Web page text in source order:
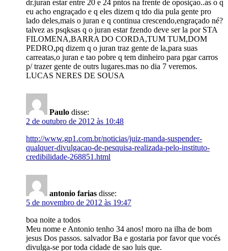
dr.juran estar entre 20 e 24 pntos na frente de oposiçao..as o q
eu acho engraçado e q eles dizem q tdo dia pula gente pro
lado deles,mais o juran e q continua crescendo,engraçado né?
talvez as psqksas q o juran estar fzendo deve ser la por STA
FILOMENA,BARRA DO CORDA,TUM TUM,DOM
PEDRO,pq dizem q o juran traz gente de la,para suas
carreatas,o juran e tao pobre q tem dinheiro para pgar carros
p/ trazer gente de outrs lugares.mas no dia 7 veremos.
LUCAS NERES DE SOUSA
Paulo disse:
2 de outubro de 2012 às 10:48
http://www.gp1.com.br/noticias/juiz-manda-suspender-
qualquer-divulgacao-de-pesquisa-realizada-pelo-instituto-
credibilidade-268851.html
antonio farias disse:
5 de novembro de 2012 às 19:47
boa noite a todos
Meu nome e Antonio tenho 34 anos! moro na ilha de bom
jesus Dos passos. salvador Ba e gostaria por favor que vocés
divulga-se por toda cidade de sao luis que.